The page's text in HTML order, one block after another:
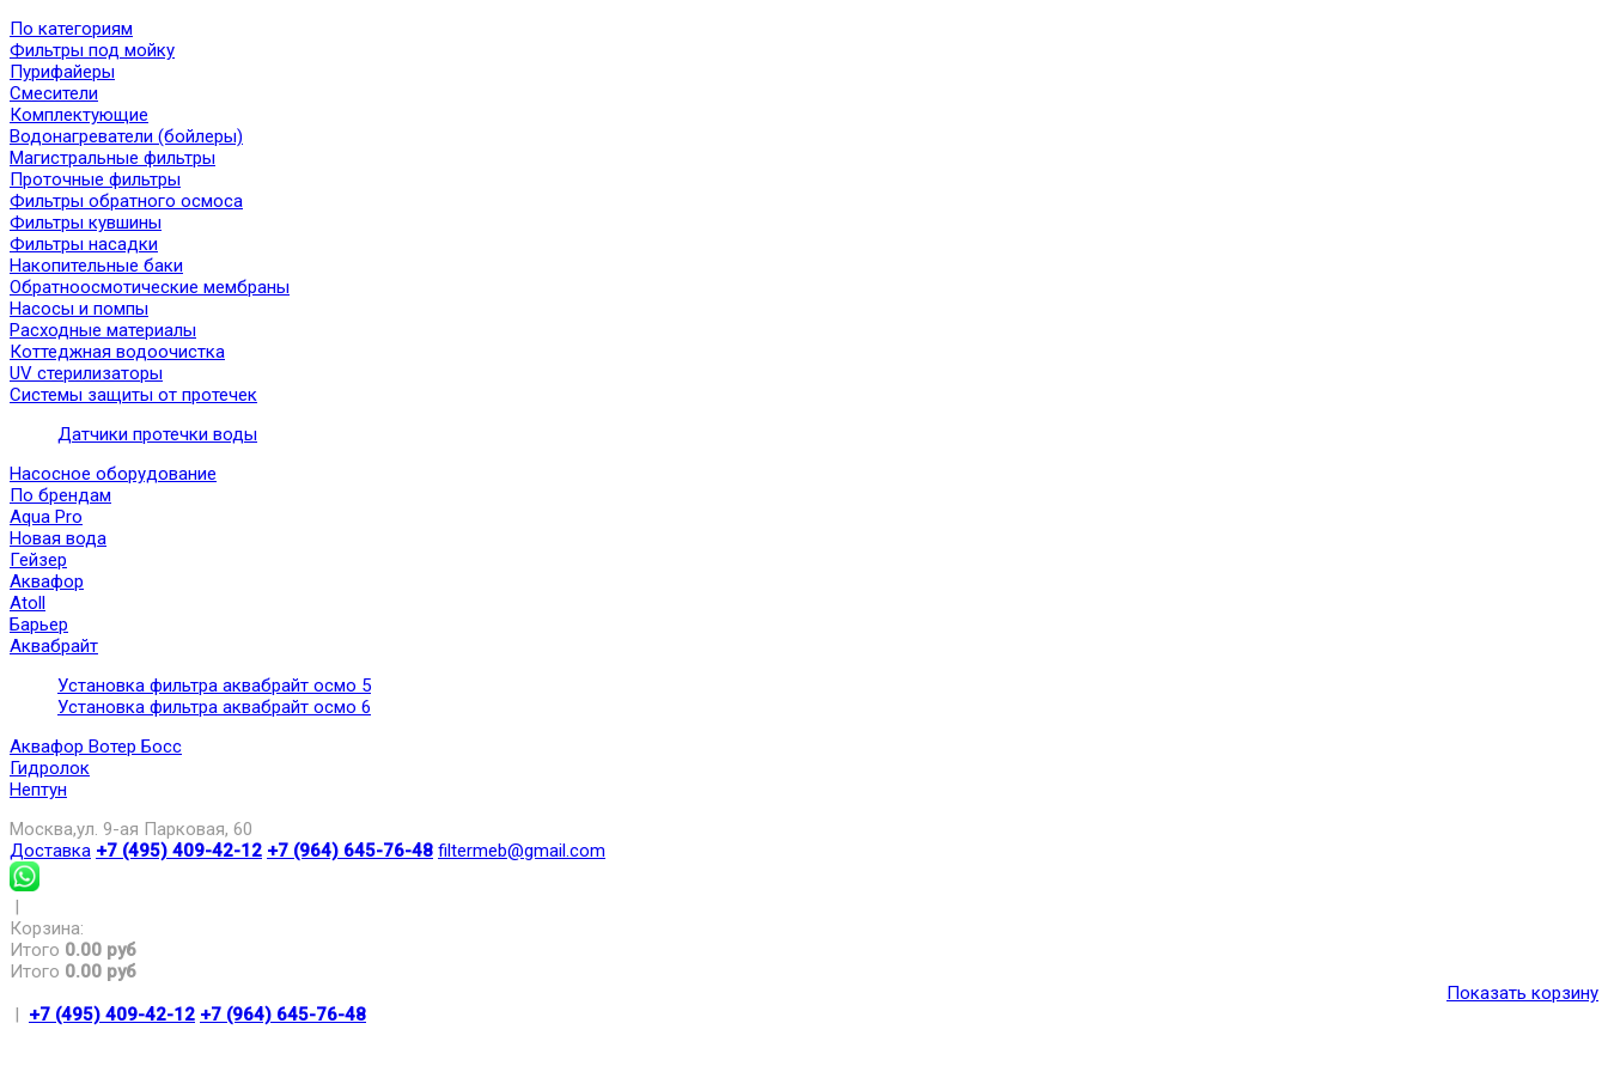
По категориям
Фильтры под мойку
Пурифайеры
Смесители
Комплектующие
Водонагреватели (бойлеры)
Магистральные фильтры
Проточные фильтры
Фильтры обратного осмоса
Фильтры кувшины
Фильтры насадки
Накопительные баки
Обратноосмотические мембраны
Насосы и помпы
Расходные материалы
Коттеджная водоочистка
UV стерилизаторы
Системы защиты от протечек
Датчики протечки воды
Насосное оборудование
По брендам
Aqua Pro
Новая вода
Гейзер
Аквафор
Atoll
Барьер
Аквабрайт
Установка фильтра аквабрайт осмо 5
Установка фильтра аквабрайт осмо 6
Аквафор Вотер Босс
Гидролок
Нептун
Москва,ул. 9-ая Парковая, 60
Доставка +7 (495) 409-42-12 +7 (964) 645-76-48 filtermeb@gmail.com
|
Корзина:
Итого 0.00 руб
Итого 0.00 руб
Показать корзину
| +7 (495) 409-42-12 +7 (964) 645-76-48